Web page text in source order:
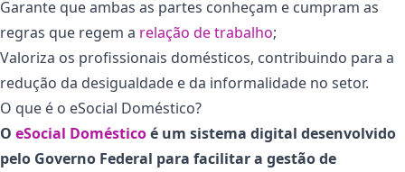
Garante que ambas as partes conheçam e cumpram as
regras que regem a relação de trabalho;
Valoriza os profissionais domésticos, contribuindo para a
redução da desigualdade e da informalidade no setor.
O que é o eSocial Doméstico?
O eSocial Domésticoé um sistema digital desenvolvido
pelo Governo Federal para facilitar a gestão de